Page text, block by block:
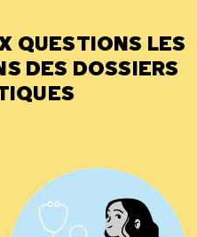
QUESTIONS LES
DES DOSSIERS